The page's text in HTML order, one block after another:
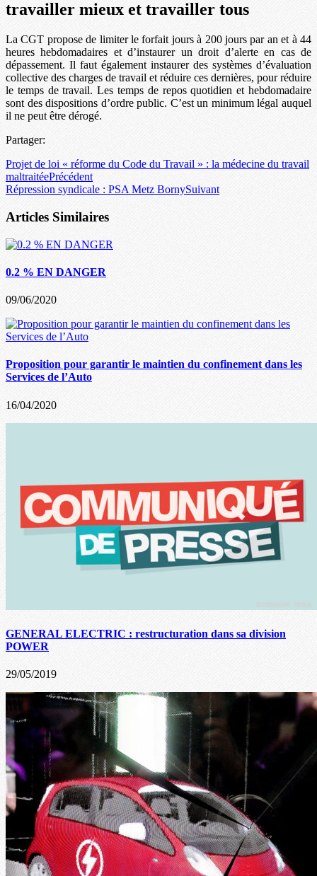
travailler mieux et travailler tous
La CGT propose de limiter le forfait jours à 200 jours par an et à 44
heures hebdomadaires et d’instaurer un droit d’alerte en cas de
dépassement. Il faut également instaurer des systèmes d’évaluation
collective des charges de travail et réduire ces dernières, pour réduire
le temps de travail. Les temps de repos quotidien et hebdomadaire
sont des dispositions d’ordre public. C’est un minimum légal auquel
il ne peut être dérogé.
Partager:
Projet de loi « réforme du Code du Travail » : la médecine du travail
maltraitéePrécédent
Répression syndicale : PSA Metz BornySuivant
Articles Similaires
0.2 % EN DANGER
09/06/2020
Proposition pour garantir le maintien du confinement dans les
Services de l’Auto
16/04/2020
GENERAL ELECTRIC : restructuration dans sa division
POWER
29/05/2019